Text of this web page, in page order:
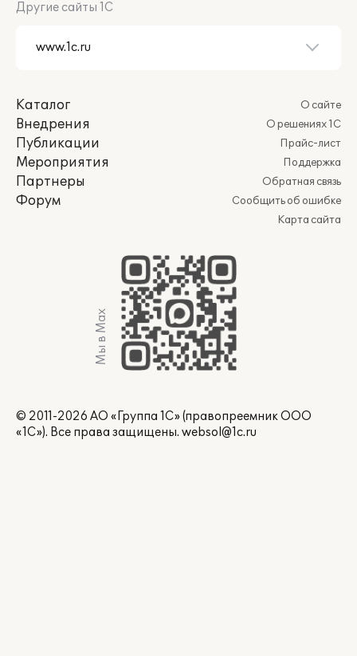
Другие сайты 1С
Каталог
Внедрения
Публикации
Мероприятия
Партнеры
Форум
О сайте
О решениях 1С
Прайс-лист
Поддержка
Обратная связь
Сообщить об ошибке
Карта сайта
Мы в Max
© 2011-2026 АО «Группа 1С» (правопреемник ООО
«1С»). Все права защищены. websol@1c.ru